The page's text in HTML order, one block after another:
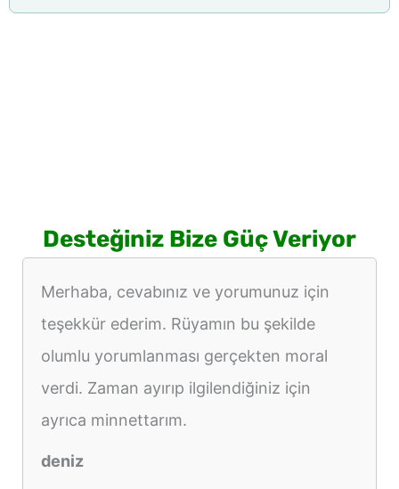
Desteğiniz Bize Güç Veriyor
Merhaba, cevabınız ve yorumunuz için
teşekkür ederim. Rüyamın bu şekilde
olumlu yorumlanması gerçekten moral
verdi. Zaman ayırıp ilgilendiğiniz için
ayrıca minnettarım.
deniz